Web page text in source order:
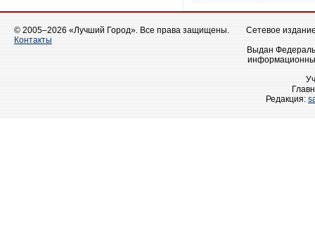
© 2005–2026 «Лучший Город». Все права защищены.
Контакты
Сетевое
Выдан
Редакция: